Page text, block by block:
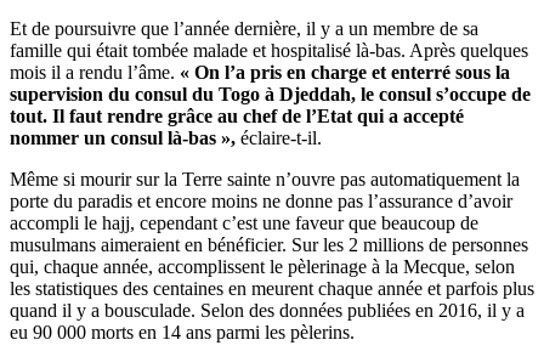
Et de poursuivre que l’année dernière, il y a un membre de sa
famille qui était tombée malade et hospitalisé là-bas. Après quelques
mois il a rendu l’âme. « On l’a pris en charge et enterré sous la
supervision du consul du Togo à Djeddah, le consul s’occupe de
tout. Il faut rendre grâce au chef de l’Etat qui a accepté
nommer un consul là-bas », éclaire-t-il.
Même si mourir sur la Terre sainte n’ouvre pas automatiquement la
porte du paradis et encore moins ne donne pas l’assurance d’avoir
accompli le hajj, cependant c’est une faveur que beaucoup de
musulmans aimeraient en bénéficier. Sur les 2 millions de personnes
qui, chaque année, accomplissent le pèlerinage à la Mecque, selon
les statistiques des centaines en meurent chaque année et parfois plus
quand il y a bousculade. Selon des données publiées en 2016, il y a
eu 90 000 morts en 14 ans parmi les pèlerins.